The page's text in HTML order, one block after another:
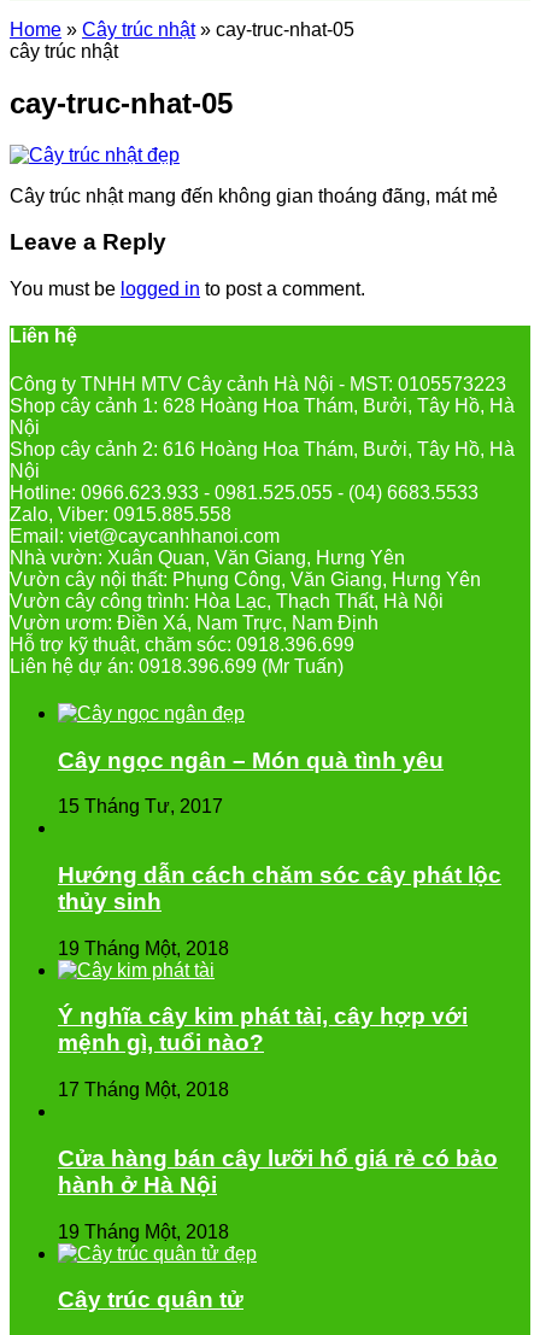
Home » Cây trúc nhật» cay-truc-nhat-05
cây trúc nhật
cay-truc-nhat-05
Cây trúc nhật mang đến không gian thoáng đãng, mát mẻ
Leave a Reply
You must be logged in to post a comment.
Liên hệ
Công ty TNHH MTV Cây cảnh Hà Nội - MST: 0105573223
Shop cây cảnh 1: 628 Hoàng Hoa Thám, Bưởi, Tây Hồ, Hà
Nội
Shop cây cảnh 2: 616 Hoàng Hoa Thám, Bưởi, Tây Hồ, Hà
Nội
Hotline: 0966.623.933 - 0981.525.055 - (04) 6683.5533
Zalo, Viber: 0915.885.558
Email: viet@caycanhhanoi.com
Nhà vườn: Xuân Quan, Văn Giang, Hưng Yên
Vườn cây nội thất: Phụng Công, Văn Giang, Hưng Yên
Vườn cây công trình: Hòa Lạc, Thạch Thất, Hà Nội
Vườn ươm: Điền Xá, Nam Trực, Nam Định
Hỗ trợ kỹ thuật, chăm sóc: 0918.396.699
Liên hệ dự án: 0918.396.699 (Mr Tuấn)
Cây ngọc ngân – Món quà tình yêu
15 Tháng Tư, 2017
Hướng dẫn cách chăm sóc cây phát lộc
thủy sinh
19 Tháng Một, 2018
Ý nghĩa cây kim phát tài, cây hợp với
mệnh gì, tuổi nào?
17 Tháng Một, 2018
Cửa hàng bán cây lưỡi hổ giá rẻ có bảo
hành ở Hà Nội
19 Tháng Một, 2018
Cây trúc quân tử